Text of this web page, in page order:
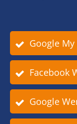
Google
Facebook
Google